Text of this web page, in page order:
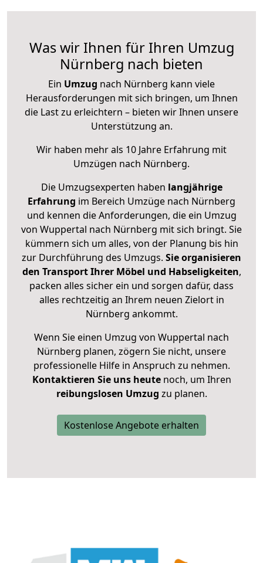
Was wir Ihnen für Ihren Umzug
Nürnberg nach bieten
Ein Umzug nach Nürnberg kann viele
Herausforderungen mit sich bringen, um Ihnen
die Last zu erleichtern – bieten wir Ihnen unsere
Unterstützung an.
Wir haben mehr als 10 Jahre Erfahrung mit
Umzügen nach Nürnberg.
Die Umzugsexperten haben langjährige
Erfahrung im Bereich Umzüge nach Nürnberg
und kennen die Anforderungen, die ein Umzug
von Wuppertal nach Nürnberg mit sich bringt. Sie
kümmern sich um alles, von der Planung bis hin
zur Durchführung des Umzugs. Sie organisieren
den Transport Ihrer Möbel und Habseligkeiten,
packen alles sicher ein und sorgen dafür, dass
alles rechtzeitig an Ihrem neuen Zielort in
Nürnberg ankommt.
Wenn Sie einen Umzug von Wuppertal nach
Nürnberg planen, zögern Sie nicht, unsere
professionelle Hilfe in Anspruch zu nehmen.
Kontaktieren Sie uns heutenoch, um Ihren
reibungslosen Umzug zu planen.
Kostenlose Angebote erhalten